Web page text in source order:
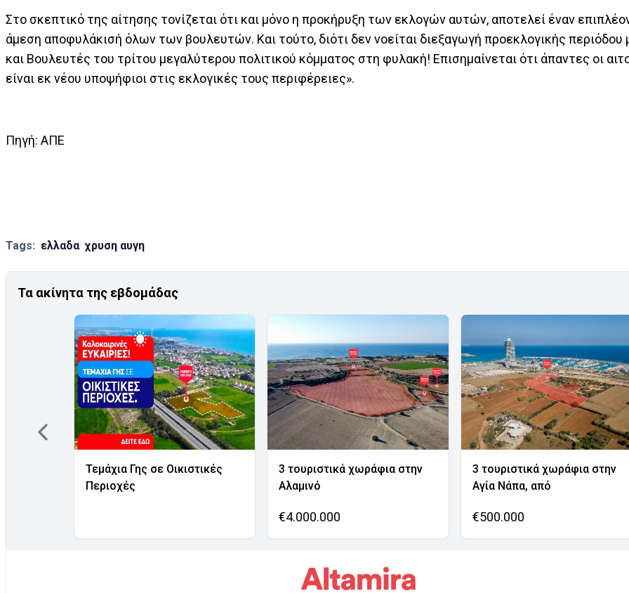
Στο σκεπτικό της αίτησης τονίζεται ότι και μόνο η προκήρυξη των εκλογών αυτών, αποτελεί έναν
άμεση αποφυλάκισή όλων των βουλευτών. Και τούτο, διότι δεν νοείται διεξαγωγή προεκλογικής περιόδου
και Βουλευτές του τρίτου μεγαλύτερου πολιτικού κόμματος στη φυλακή! Επισημαίνεται ότι άπαντες οι
είναι εκ νέου υποψήφιοι στις εκλογικές τους περιφέρειες».
Πηγή: AΠΕ
Tags: ελλαδα χρυση αυγη
Τα ακίνητα της εβδομάδας
Τεμάχια Γης σε Οικιστικές
Περιοχές
3 τουριστικά χωράφια στην
Αλαμινό
€4.000.000
3 τουριστικά χωράφια στην
Αγία Νάπα, από
€500.000